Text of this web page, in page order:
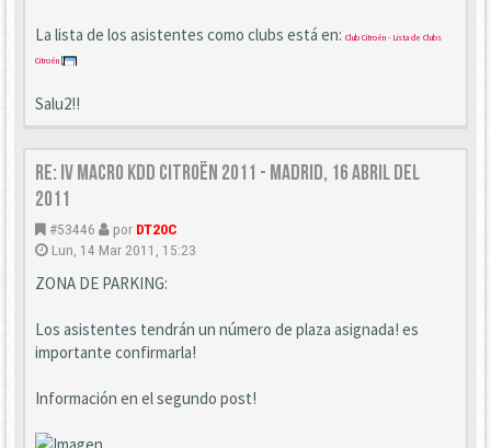
La lista de los asistentes como clubs está en: Club Citroën - Lista de Clubs
Citroën
Salu2!!
Re: IV Macro KDD Citroën 2011 - Madrid, 16 Abril del
2011
#53446 por DT20C
Lun, 14 Mar 2011, 15:23
ZONA DE PARKING:
Los asistentes tendrán un número de plaza asignada! es
importante confirmarla!
Información en el segundo post!